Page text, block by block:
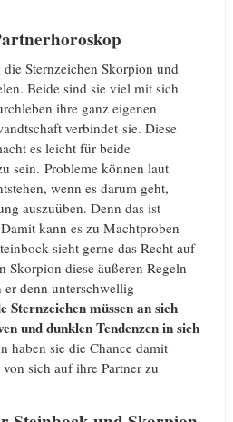
Sternzeichen Skorpion und
Beide sind sie viel mit sich
ihre ganz eigenen
verbindet sie. Diese
es leicht für beide
sein. Probleme können laut
wenn es darum geht,
auszuüben. Denn das ist
kann es zu Machtproben
sieht gerne das Recht auf
Skorpion diese äußeren Regeln
denn unterschwellig
Sternzeichen müssen an sich
und dunklen Tendenzen in sich
haben sie die Chance damit
sich auf ihre Partner zu